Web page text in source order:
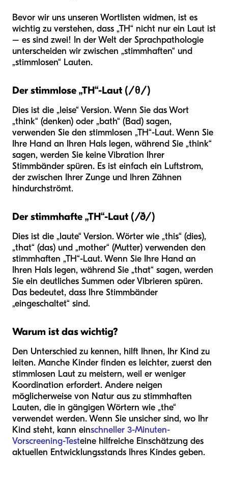
Bevor wir uns unseren Wortlisten widmen, ist es
wichtig zu verstehen, dass „TH“ nicht nur ein Laut ist
– es sind zwei! In der Welt der Sprachpathologie
unterscheiden wir zwischen „stimmhaften“ und
„stimmlosen“ Lauten.
Der stimmlose „TH“-Laut (/θ/)
Dies ist die „leise“ Version. Wenn Sie das Wort
„think“ (denken) oder „bath“ (Bad) sagen,
verwenden Sie den stimmlosen „TH“-Laut. Wenn Sie
Ihre Hand an Ihren Hals legen, während Sie „think“
sagen, werden Sie keine Vibration Ihrer
Stimmbänder spüren. Es ist einfach ein Luftstrom,
der zwischen Ihrer Zunge und Ihren Zähnen
hindurchströmt.
Der stimmhafte „TH“-Laut (/ð/)
Dies ist die „laute“ Version. Wörter wie „this“ (dies),
„that“ (das) und „mother“ (Mutter) verwenden den
stimmhaften „TH“-Laut. Wenn Sie Ihre Hand an
Ihren Hals legen, während Sie „that“ sagen, werden
Sie ein deutliches Summen oder Vibrieren spüren.
Das bedeutet, dass Ihre Stimmbänder
„eingeschaltet“ sind.
Warum ist das wichtig?
Den Unterschied zu kennen, hilft Ihnen, Ihr Kind zu
leiten. Manche Kinder finden es leichter, zuerst den
stimmlosen Laut zu meistern, weil er weniger
Koordination erfordert. Andere neigen
möglicherweise von Natur aus zu stimmhaften
Lauten, die in gängigen Wörtern wie „the“
verwendet werden. Wenn Sie unsicher sind, wo Ihr
Kind steht, kann einschneller 3-Minuten-
Vorscreening-Testeine hilfreiche Einschätzung des
aktuellen Entwicklungsstands Ihres Kindes geben.